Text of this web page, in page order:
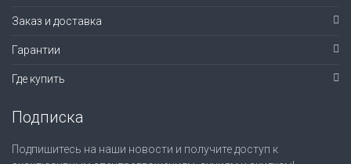
Заказ и доставка
Гарантии
Где купить
Подписка
Подпишитесь на наши новости и получите доступ к